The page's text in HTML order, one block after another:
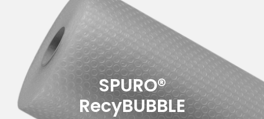
SPURO®
RecyBUBBLE